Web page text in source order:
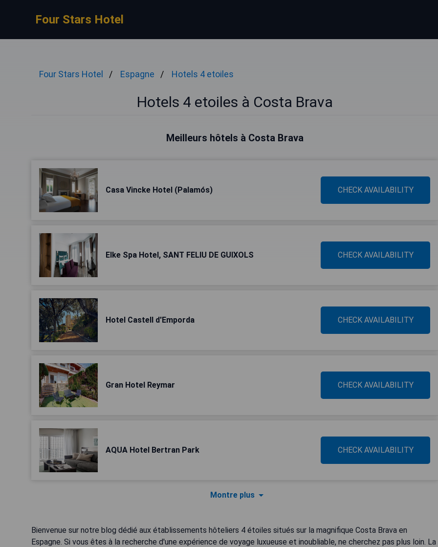
Four Stars Hotel
Four Stars Hotel Espagne Hotels 4 etoiles
Hotels 4 etoiles à Costa Brava
Meilleurs hôtels à Costa Brava
Casa Vincke Hotel (Palamós) CHECK AVAILABILITY
Elke Spa Hotel, SANT FELIU DE GUIXOLS CHECK AVAILABILITY
Hotel Castell d'Emporda CHECK AVAILABILITY
Gran Hotel Reymar CHECK AVAILABILITY
AQUA Hotel Bertran Park CHECK AVAILABILITY
Montre plus
Bienvenue sur notre blog dédié aux établissements hôteliers 4 étoiles situés sur la magnifique Costa Brava en
Espagne. Si vous êtes à la recherche d'une expérience de voyage luxueuse et inoubliable, ne cherchez pas plus loin. La